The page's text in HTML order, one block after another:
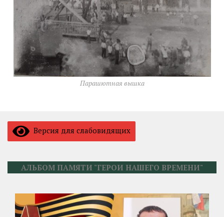
Парашютная вышка
Версия для слабовидящих
АЛЬБОМ ПАМЯТИ "ГЕРОИ НАШЕГО ВРЕМЕНИ"